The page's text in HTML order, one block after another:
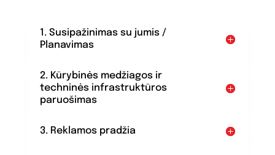
1. Susipažinimas su jumis /
Planavimas
2. Kūrybinės medžiagos ir
techninės infrastruktūros
paruošimas
3. Reklamos pradžia